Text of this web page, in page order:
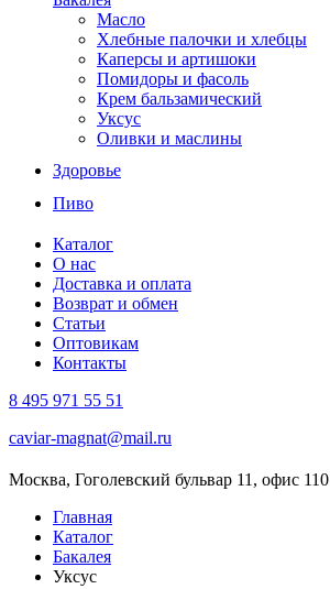
Масло
Хлебные палочки и хлебцы
Каперсы и артишоки
Помидоры и фасоль
Крем бальзамический
Уксус
Оливки и маслины
Здоровье
Пиво
Каталог
О нас
Доставка и оплата
Возврат и обмен
Статьи
Оптовикам
Контакты
8 495 971 55 51
caviar-magnat@mail.ru
Москва, Гоголевский бульвар 11, офис 110
Главная
Каталог
Бакалея
Уксус